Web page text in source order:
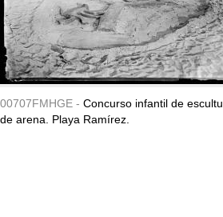
00707FMHGE - Concurso infantil de
de arena. Playa Ramírez.